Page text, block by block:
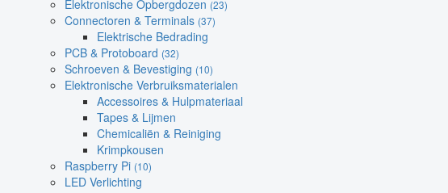
Elektronische Opbergdozen (23)
Connectoren & Terminals (37)
Elektrische Bedrading
PCB & Protoboard (32)
Schroeven & Bevestiging (10)
Elektronische Verbruiksmaterialen
Accessoires & Hulpmateriaal
Tapes & Lijmen
Chemicaliën & Reiniging
Krimpkousen
Raspberry Pi (10)
LED Verlichting